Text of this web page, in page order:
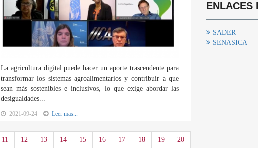
La agricultura digital puede hacer un aporte trascendente para
transformar los sistemas agroalimentarios y contribuir a que
sean más sostenibles e inclusivos, lo que exige abordar las
desigualdades...
2021-09-24 Leer mas...
11 12 13 14 15 16 17 18 19 20
ENLACES
SADER
SENASICA